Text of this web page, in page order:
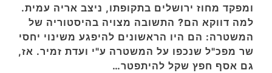
ומפקד מחוז ירושלים בתקופתו, ניצב אריה עמית.
למה דווקא הם? התשובה מצויה בהיסטוריה של
המשטרה: הם היו הראשונים להיפגע משינוי יחסי
שר מפכ"ל שנכפו על המשטרה ע"י ועדת זמיר. אז,
גם אסף חפץ שקל להיתפטר…